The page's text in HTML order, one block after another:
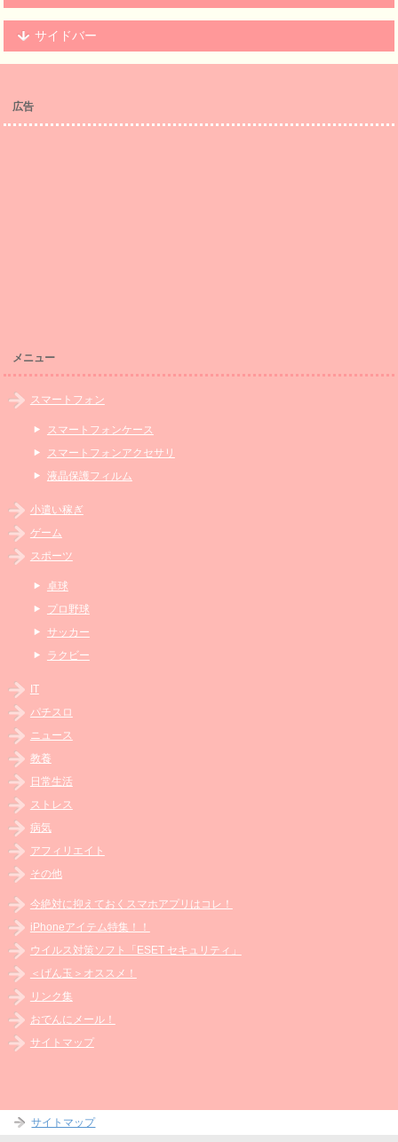
サイドバー
広告
メニュー
スマートフォン
スマートフォンケース
スマートフォンアクセサリ
液晶保護フィルム
小遣い稼ぎ
ゲーム
スポーツ
卓球
プロ野球
サッカー
ラクビー
IT
パチスロ
ニュース
教養
日常生活
ストレス
病気
アフィリエイト
その他
今絶対に抑えておくスマホアプリはコレ！
iPhoneアイテム特集！！
ウイルス対策ソフト「ESET セキュリティ」
＜げん玉＞オススメ！
リンク集
おでんにメール！
サイトマップ
サイトマップ